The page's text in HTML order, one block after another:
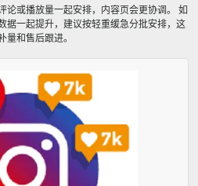
论或播放量一起安排，内容页会更协调。 如
据一起提升，建议按轻重缓急分批安排，这
量和售后跟进。